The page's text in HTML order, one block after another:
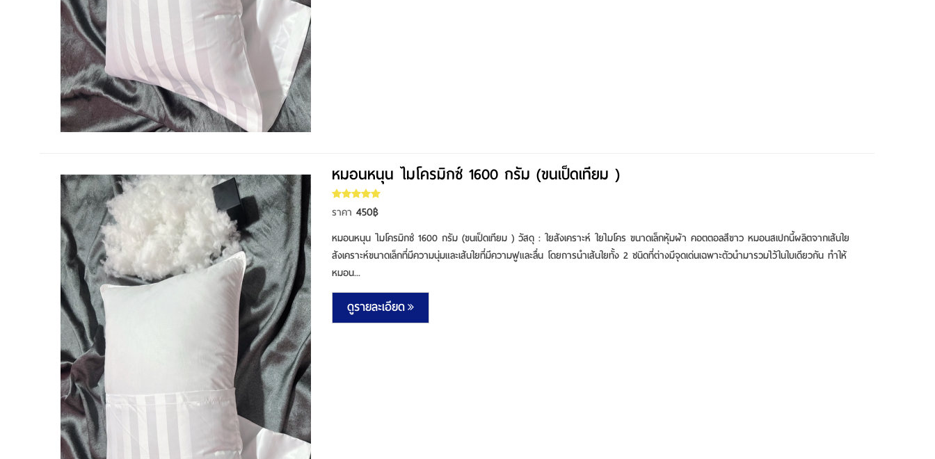
หมอนหนุน ไมโครมิกซ์ 1600 กรัม (ขนเป็ดเทียม )
ราคา 450฿
หมอนหนุน ไมโครมิกซ์ 1600 กรัม (ขนเป็ดเทียม ) วัสดุ : ใยสังเคราะห์ ใยไมโคร ขนาดเล็กหุ้มผ้า คอตตอลสีขาว หมอนสเปกนี้ผลิตจากเส้นใย
สังเคราะห์ขนาดเล็กที่มีความนุ่มและเส้นใยที่มีความฟูและลื่น โดยการนำเส้นใยทั้ง 2 ชนิดที่ต่างมีจุดเด่นเฉพาะตัวนำมารวมไว้ในใบเดียวกัน ทำให้
หมอน...
ดูรายละเอียด